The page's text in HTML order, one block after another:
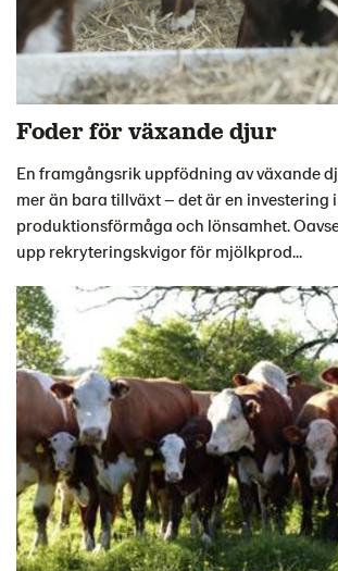
Foder för växande djur
En framgångsrik uppfödning av växande
mer än bara tillväxt – det är en investering
produktionsförmåga och lönsamhet.
upp rekryteringskvigor för mjölkprod...